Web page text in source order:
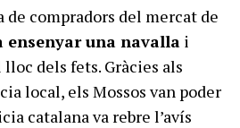
de compradors del mercat de
ensenyar una navalla i
dels fets. Gràcies als
local, els Mossos van poder
catalana va rebre l’avís